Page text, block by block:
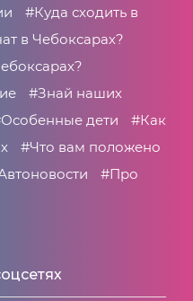
#Куда сходить в
в Чебоксарах?
#Знай наших
дети
#Как
#Что вам положено
#Про